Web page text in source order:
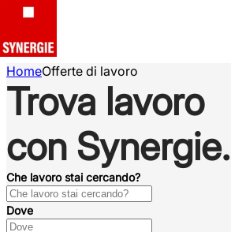
HomeOfferte di lavoro
Trova lavoro
con Synergie.
Che lavoro stai cercando?
Dove